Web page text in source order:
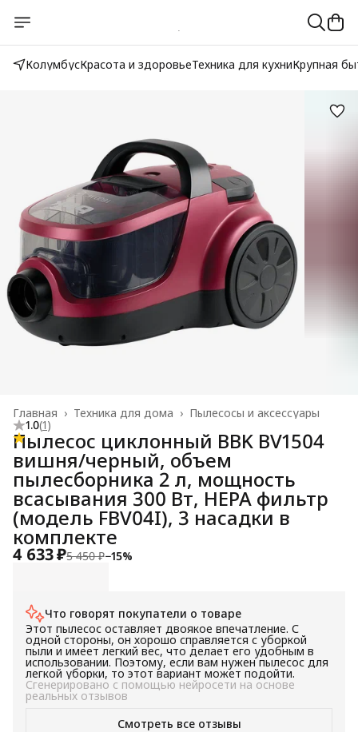
КолумбусКрасота и здоровьеТехника для кухниКрупная
Пылесосы и аксессуары
Техника для дома ›
Главная ›
1.0(1)
Пылесос циклонный BBK BV1504
вишня/черный, объем
пылесборника 2 л, мощность
всасывания 300 Вт, НЕРА фильтр
(модель FBV04I), 3 насадки в
комплекте
4 633 ₽5 450 ₽−15%
Что говорят покупатели о товаре
Этот пылесос оставляет двоякое впечатление. С
одной стороны, он хорошо справляется с уборкой
пыли и имеет легкий вес, что делает его удобным в
использовании. Поэтому, если вам нужен пылесос для
легкой уборки, то этот вариант может подойти.
Сгенерировано с помощью нейросети на основе
реальных отзывов
Смотреть все отзывы